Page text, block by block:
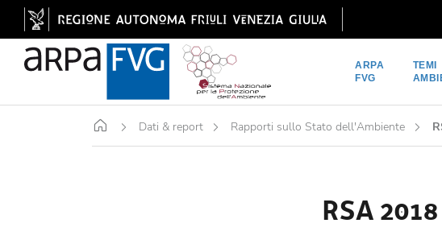
ARPA
FVG
TEMI
Home Dati & report Rapporti sullo Stato dell'Ambiente
RSA 2018